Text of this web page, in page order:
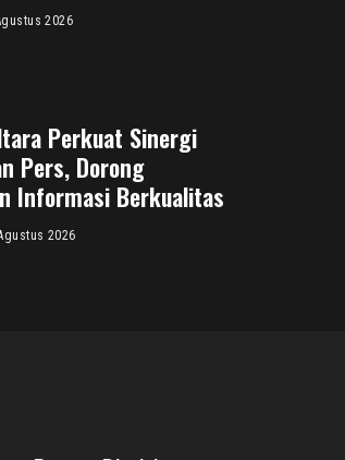
2026
Perkuat Sinergi
Pers, Dorong
Informasi Berkualitas
2026